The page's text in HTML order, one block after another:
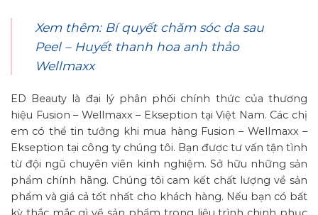
Xem thêm: Bí quyết chăm sóc da sau
Peel – Huyết thanh hoa anh thảo
Wellmaxx
ED Beauty là đại lý phân phối chính thức của thương
hiệu Fusion – Wellmaxx – Ekseption tại Việt Nam. Các chị
em có thể tin tưởng khi mua hàng Fusion – Wellmaxx –
Ekseption tại công ty chúng tôi. Bạn được tư vấn tận tình
từ đội ngũ chuyên viên kinh nghiệm. Sở hữu những sản
phẩm chính hãng. Chúng tôi cam kết chất lượng về sản
phẩm và giá cả tốt nhất cho khách hàng. Nếu bạn có bất